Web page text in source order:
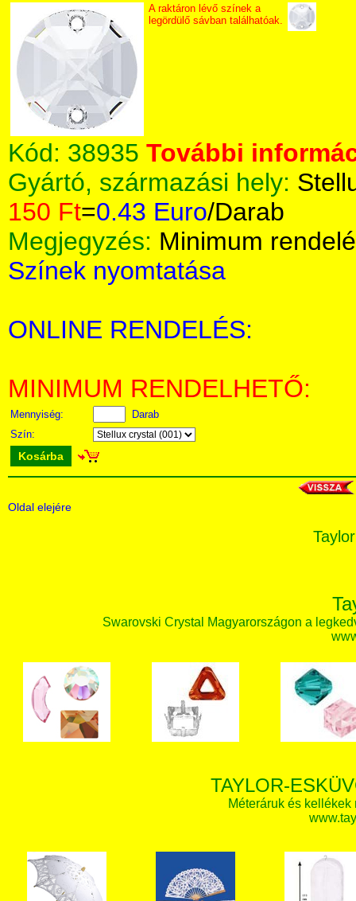
A raktáron lévő színek a
legördülő sávban találhatóak.
Kód: 38935 További
Gyártó, származási hely:
150 Ft=0.43 Euro/Darab
Megjegyzés: Minimum
Színek nyomtatása
ONLINE RENDELÉS:
MINIMUM RENDELHETŐ:
Mennyiség:
Darab
Szín:
Kosárba
Oldal elejére
Swarovski Crystal Magyarországon a
TAYLOR-
Méteráruk és